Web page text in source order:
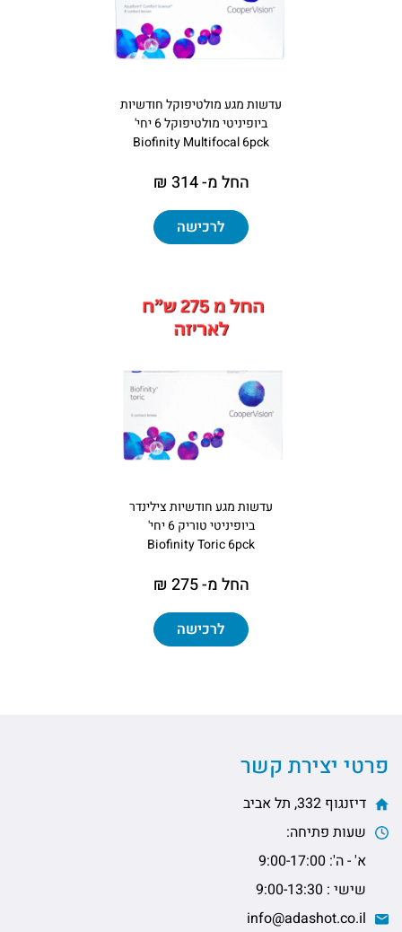
עדשות מגע מולטיפוקל חודשיות
ביופיניטי מולטיפוקל 6 יחי'
Biofinity Multifocal 6pck
החל מ- 314 ₪
לרכישה
עדשות מגע חודשיות צילינדר
ביופיניטי טוריק 6 יחי'
Biofinity Toric 6pck
החל מ- 275 ₪
לרכישה
פרטי יצירת קשר
דיזנגוף 332, תל אביב
שעות פתיחה:
א' - ה': 9:00-17:00
שישי : 9:00-13:30